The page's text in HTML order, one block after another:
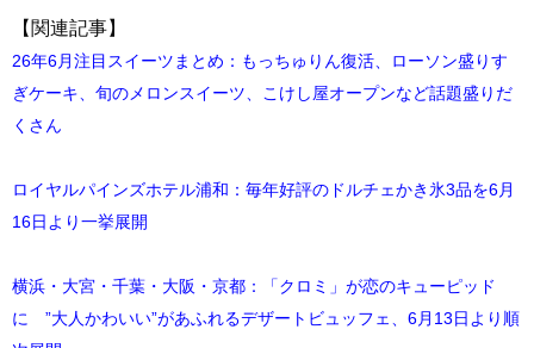
【関連記事】
26年6月注目スイーツまとめ：もっちゅりん復活、ローソン盛りす
ぎケーキ、旬のメロンスイーツ、こけし屋オープンなど話題盛りだ
くさん
ロイヤルパインズホテル浦和：毎年好評のドルチェかき氷3品を6月
16日より一挙展開
横浜・大宮・千葉・大阪・京都：「クロミ」が恋のキューピッド
に ”大人かわいい”があふれるデザートビュッフェ、6月13日より順